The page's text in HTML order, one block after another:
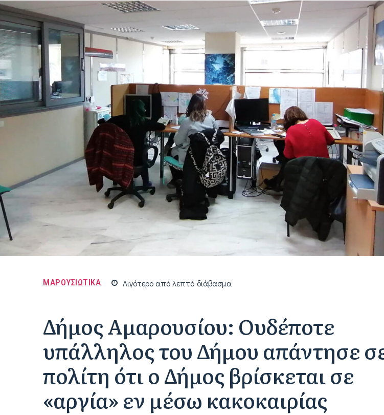
ΜΑΡΟΥΣΙΩΤΙΚΑ Λιγότερο απόλεπτό διάβασμα
Δήμος Αμαρουσίου: Ουδέποτε
υπάλληλος του Δήμου απάντησε
πολίτη ότι ο Δήμος βρίσκεται σε
«αργία» εν μέσω κακοκαιρίας